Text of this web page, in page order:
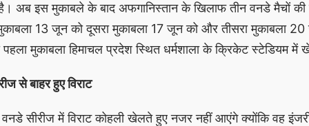
अब इस मुकाबले के बाद अफगानिस्तान के खिलाफ तीन वनडे मैचों की
13 जून को दूसरा मुकाबला 17 जून को और तीसरा मुकाबला
मुकाबला हिमाचल प्रदेश स्थित धर्मशाला के क्रिकेट स्टेडियम में
से बाहर हुए विराट
सीरीज में विराट कोहली खेलते हुए नजर नहीं आएंगे क्योंकि वह